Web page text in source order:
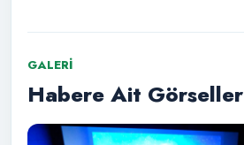
GALERI
Habere Ait Görseller